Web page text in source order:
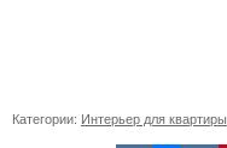
Категории: Интерьер для квартиры